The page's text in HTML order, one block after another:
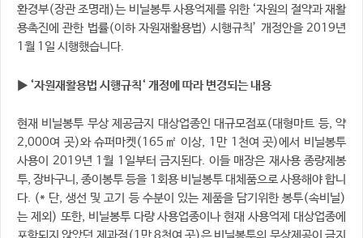
환경부(장관 조명래)는 비닐봉투 사용억제를 위한 ‘자원의 절약과 재활
용촉진에 관한 법률(이하 자원재활용법) 시행규칙’ 개정안을 2019년
1월 1일 시행했습니다.
▶ ‘자원재활용법 시행규칙‘ 개정에 따라 변경되는 내용
현재 비닐봉투 무상 제공금지 대상업종인 대규모점포(대형마트 등, 약
2,000여 곳)와 슈퍼마켓(165㎡ 이상, 1만 1천여 곳)에서 비닐봉투
사용이 2019년 1월 1일부터 금지된다. 이들 매장은 재사용 종량제봉
투, 장바구니, 종이봉투 등을 1회용 비닐봉투 대체품으로 사용해야 합니
다. (* 단, 생선 및 고기 등 수분이 있는 제품을 담기위한 봉투(속비닐)
는 제외) 또한, 비닐봉투 다량 사용업종이나 현재 사용억제 대상업종에